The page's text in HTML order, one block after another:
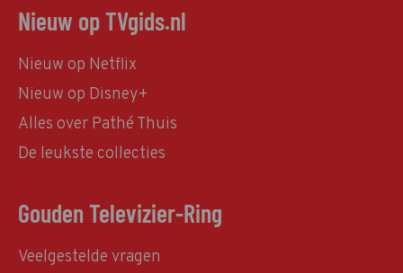
Nieuw op TVgids.nl
Nieuw op Netflix
Nieuw op Disney+
Alles over Pathé Thuis
De leukste collecties
Gouden Televizier-Ring
Veelgestelde vragen